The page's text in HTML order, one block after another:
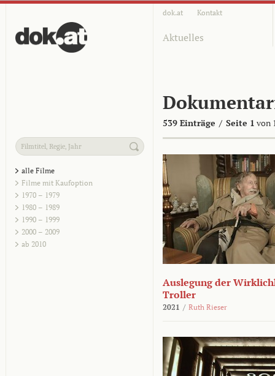
dok.at Kontakt
Aktuelles
539 Einträge / Seite 1 von
alle Filme
Filme mit Kaufoption
1970 – 1979
1980 – 1989
1990 – 1999
2000 – 2009
ab 2010
Auslegung der
Troller
2021 / Ruth Rieser